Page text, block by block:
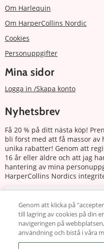
Om Harlequin
Om HarperCollins Nordic
Cookies
Personuppgifter
Mina sidor
Logga in /Skapa konto
Nyhetsbrev
Få 20 % på ditt nästa köp!
bli först med att få massor
unika rabatter! Genom att
16 år eller äldre och att jag
hantering av mina
HarperCollins Nordics
Följ oss
Genom att klicka på
till lagring av cookies på din
navigeringen på
användning och bistå i våra